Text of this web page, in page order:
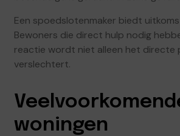
Een spoedslotenmaker biedt
Bewoners die direct hulp nodig
reactie wordt niet alleen het
verslechtert.
woningen